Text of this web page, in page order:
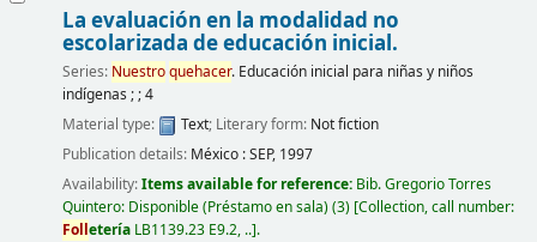
La evaluación en la modalidad no
escolarizada de educación inicial.
Series: Nuestroquehacer. Educación inicial para niñas y niños
indígenas ; ; 4
Material type:
Text; Literary form: Not fiction
Publication details: México :SEP, 1997
Availability:Items available for reference: Bib. Gregorio Torres
Quintero: Disponible (Préstamo en sala)(3) Collection, call number:
Folletería LB1139.23 E9.2, .. .